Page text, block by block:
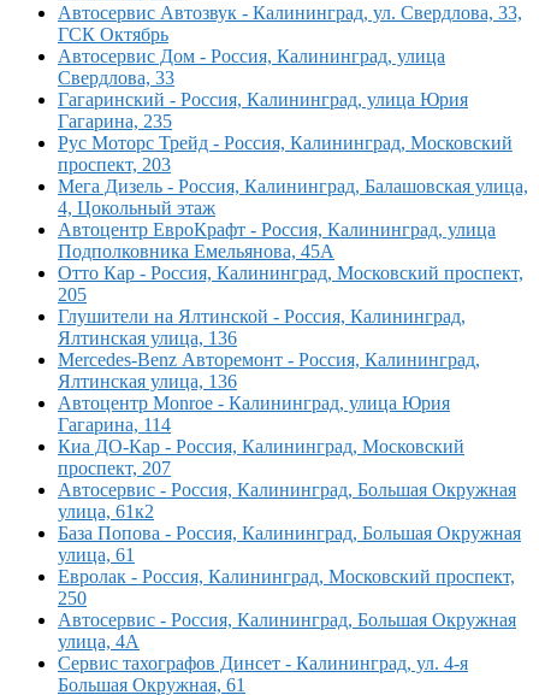
Автосервис Автозвук - Калининград, ул. Свердлова, 33,
ГСК Октябрь
Автосервис Дом - Россия, Калининград, улица
Свердлова, 33
Гагаринский - Россия, Калининград, улица Юрия
Гагарина, 235
Рус Моторс Трейд - Россия, Калининград, Московский
проспект, 203
Мега Дизель - Россия, Калининград, Балашовская улица,
4, Цокольный этаж
Автоцентр ЕвроКрафт - Россия, Калининград, улица
Подполковника Емельянова, 45А
Отто Кар - Россия, Калининград, Московский проспект,
205
Глушители на Ялтинской - Россия, Калининград,
Ялтинская улица, 136
Mercedes-Benz Авторемонт - Россия, Калининград,
Ялтинская улица, 136
Автоцентр Monroe - Калининград, улица Юрия
Гагарина, 114
Киа ДО-Кар - Россия, Калининград, Московский
проспект, 207
Автосервис - Россия, Калининград, Большая Окружная
улица, 61к2
База Попова - Россия, Калининград, Большая Окружная
улица, 61
Евролак - Россия, Калининград, Московский проспект,
250
Автосервис - Россия, Калининград, Большая Окружная
улица, 4А
Сервис тахографов Динсет - Калининград, ул. 4-я
Большая Окружная, 61